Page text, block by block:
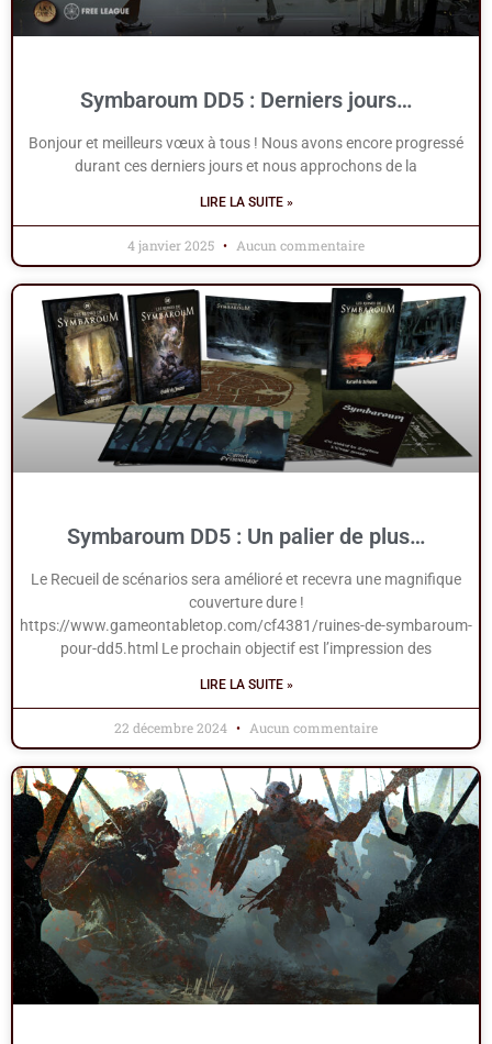
Symbaroum DD5 : Derniers jours…
Bonjour et meilleurs vœux à tous ! Nous avons encore progressé
durant ces derniers jours et nous approchons de la
LIRE LA SUITE »
4 janvier 2025 Aucun commentaire
Symbaroum DD5 : Un palier de plus…
Le Recueil de scénarios sera amélioré et recevra une magnifique
couverture dure !
https://www.gameontabletop.com/cf4381/ruines-de-symbaroum-
pour-dd5.html Le prochain objectif est l’impression des
LIRE LA SUITE »
22 décembre 2024 Aucun commentaire